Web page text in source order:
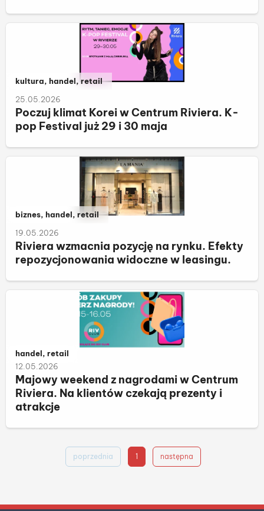
Należy do kategorii:
kultura, handel, retail
25.05.2026
Poczuj klimat Korei w Centrum Riviera. K-
pop Festival już 29 i 30 maja
Należy do kategorii:
biznes, handel, retail
19.05.2026
Riviera wzmacnia pozycję na rynku. Efekty
repozycjonowania widoczne w leasingu.
Należy do kategorii:
handel, retail
12.05.2026
Majowy weekend z nagrodami w Centrum
Riviera. Na klientów czekają prezenty i
atrakcje
poprzednia 1 następna